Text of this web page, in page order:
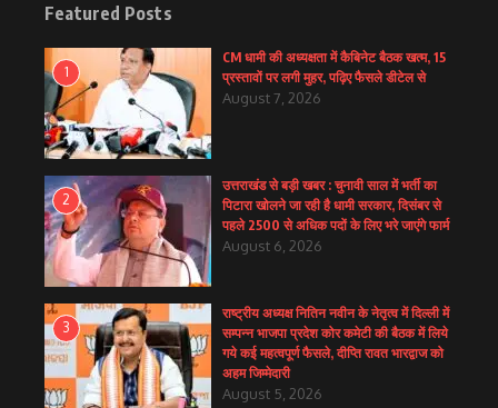
Featured Posts
1
CM धामी की अध्यक्षता में कैबिनेट बैठक खत्म, 15
प्रस्तावों पर लगी मुहर, पढ़िए फैसले डीटेल से
August 7, 2026
2
उत्तराखंड से बड़ी खबर : चुनावी साल में भर्ती का
पिटारा खोलने जा रही है धामी सरकार, दिसंबर से
पहले 2500 से अधिक पदों के लिए भरे जाएंगे फार्म
August 6, 2026
3
राष्ट्रीय अध्यक्ष नितिन नवीन के नेतृत्व में दिल्ली में
सम्पन्न भाजपा प्रदेश कोर कमेटी की बैठक में लिये
गये कई महत्वपूर्ण फैसले, दीप्ति रावत भारद्वाज को
अहम जिम्मेदारी
August 5, 2026